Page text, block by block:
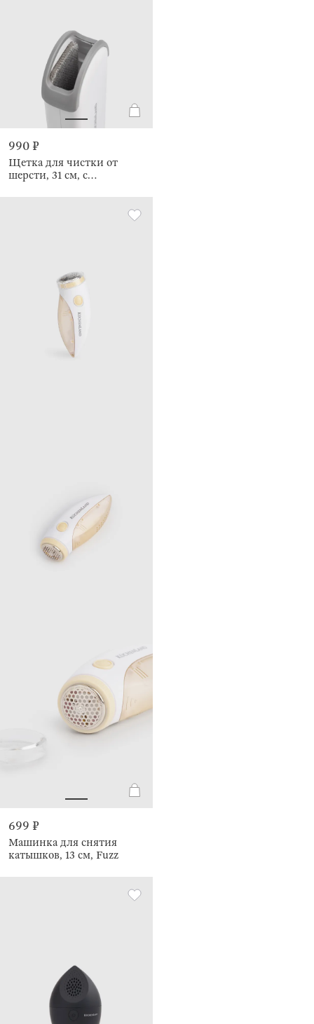
990 ₽
Щетка для чистки от
шерсти, 31 см, с
699 ₽
Машинка для снятия
катышков, 13 см, Fuzz